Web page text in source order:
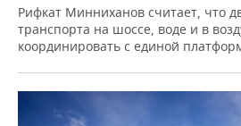
Рифкат Минниханов считает, что
транспорта на шоссе, воде и в
координировать с единой